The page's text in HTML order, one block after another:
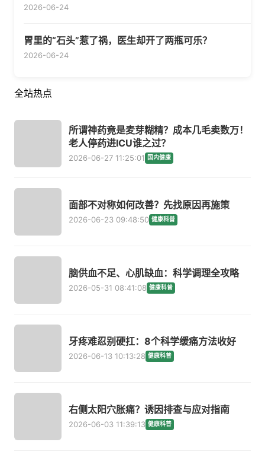
2026-06-24
胃里的“石头”惹了祸，医生却开了两瓶可乐？
2026-06-24
全站热点
所谓神药竟是麦芽糊精？成本几毛卖数万！
老人停药进ICU谁之过？
2026-06-27 11:25:01 国内健康
面部不对称如何改善？先找原因再施策
2026-06-23 09:48:50 健康科普
脑供血不足、心肌缺血：科学调理全攻略
2026-05-31 08:41:08 健康科普
牙疼难忍别硬扛：8个科学缓痛方法收好
2026-06-13 10:13:28 健康科普
右侧太阳穴胀痛？诱因排查与应对指南
2026-06-03 11:39:13 健康科普